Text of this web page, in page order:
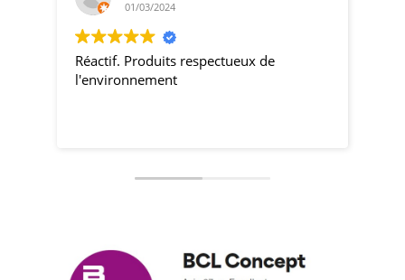
01/03/2024
Réactif. Produits respectueux de
l'environnement